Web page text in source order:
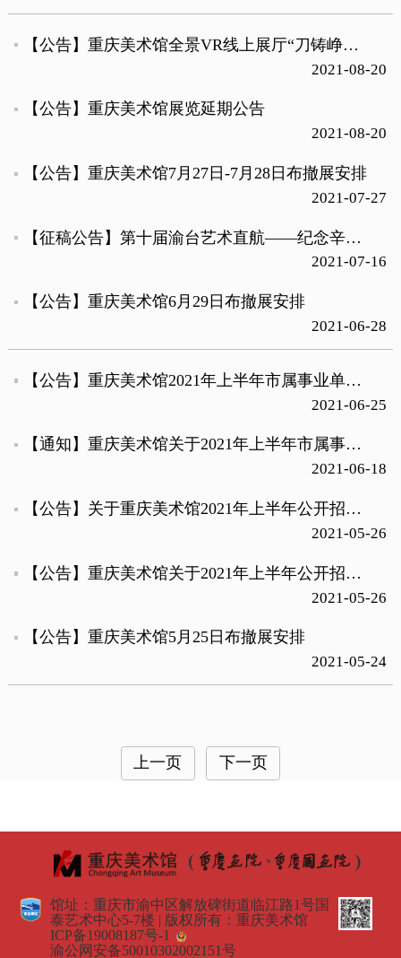
【公告】重庆美术馆全景VR线上展厅“刀铸峥嵘——《红岩》版画艺术文献展”
2021-08-20
【公告】重庆美术馆展览延期公告
2021-08-20
【公告】重庆美术馆7月27日-7月28日布撤展安排
2021-07-27
【征稿公告】第十届渝台艺术直航——纪念辛亥革命110周年名家暨两岸青年美术作品展征稿公告
2021-07-16
【公告】重庆美术馆6月29日布撤展安排
2021-06-28
【公告】重庆美术馆2021年上半年市属事业单位公招笔试、结构化面试和总成绩公布
2021-06-25
【通知】重庆美术馆关于2021年上半年市属事业单位公开招聘面试相关事宜的通知
2021-06-18
【公告】关于重庆美术馆2021年上半年公开招聘工作人员进入面试环节人选名单公示
2021-05-26
【公告】重庆美术馆关于2021年上半年公开招聘工作人员非职员岗位专业科目笔试成绩通知
2021-05-26
【公告】重庆美术馆5月25日布撤展安排
2021-05-24
上一页 下一页
馆址：重庆市渝中区解放碑街道临江路1号国
泰艺术中心5-7楼 | 版权所有：重庆美术馆
ICP备19008187号-1
渝公网安备50010302002151号